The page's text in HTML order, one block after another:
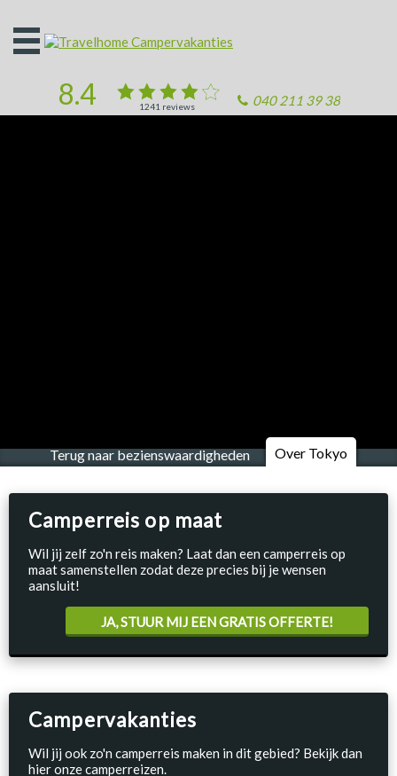
Open
het
040 211 39 38
1241 reviews
8.4
Terug naar bezienswaardigheden Over Tokyo
Camperreis op maat
Wil jij zelf zo'n reis maken? Laat dan een camperreis op
maat samenstellen zodat deze precies bij je wensen
aansluit!
JA, STUUR MIJ EEN GRATIS OFFERTE!
Campervakanties
Wil jij ook zo'n camperreis maken in dit gebied? Bekijk dan
hier onze camperreizen.